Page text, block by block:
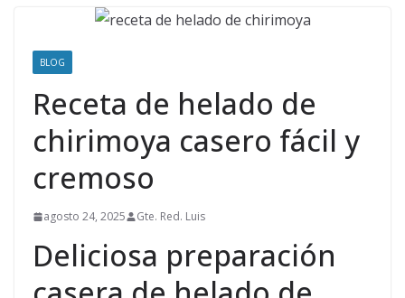
BLOG
Receta de helado de
chirimoya casero fácil y
cremoso
agosto 24, 2025 Gte. Red. Luis
Deliciosa preparación